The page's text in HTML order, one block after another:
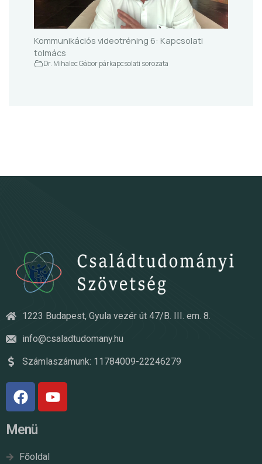
Kommunikációs videotréning 6: Kapcsolati
tolmács
Dr. Mihalec Gábor párkapcsolati sorozata
1223 Budapest, Gyula vezér út 47/B. III. em. 8.
info@csaladtudomany.hu
Számlaszámunk: 11784009-22246279
Menü
Főoldal